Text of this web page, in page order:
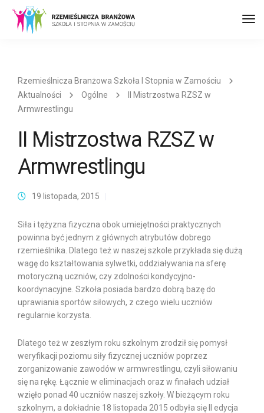
Rzemieślnicza Branżowa Szkoła I Stopnia w Zamościu
Aktualności
Ogólne
II Mistrzostwa RZSZ w
Armwrestlingu
II Mistrzostwa RZSZ w
Armwrestlingu
19 listopada, 2015
Siła i tężyzna fizyczna obok umiejętności praktycznych
powinna być jednym z głównych atrybutów dobrego
rzemieślnika. Dlatego też w naszej szkole przykłada się dużą
wagę do kształtowania sylwetki, oddziaływania na sferę
motoryczną uczniów, czy zdolności kondycyjno-
koordynacyjne. Szkoła posiada bardzo dobrą bazę do
uprawiania sportów siłowych, z czego wielu uczniów
regularnie korzysta.
Dlatego też w zeszłym roku szkolnym zrodził się pomysł
weryfikacji poziomu siły fizycznej uczniów poprzez
zorganizowanie zawodów w armwrestlingu, czyli siłowaniu
się na rękę. Łącznie w eliminacjach oraz w finałach udział
wzięło ponad 40 uczniów naszej szkoły. W bieżącym roku
szkolnym, a dokładnie 18 listopada 2015 odbyła się II edycja